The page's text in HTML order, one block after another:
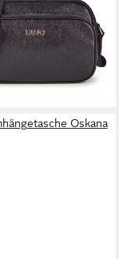
€ UVP139,00 €
2-3 Werktagen bei dir
Oskana